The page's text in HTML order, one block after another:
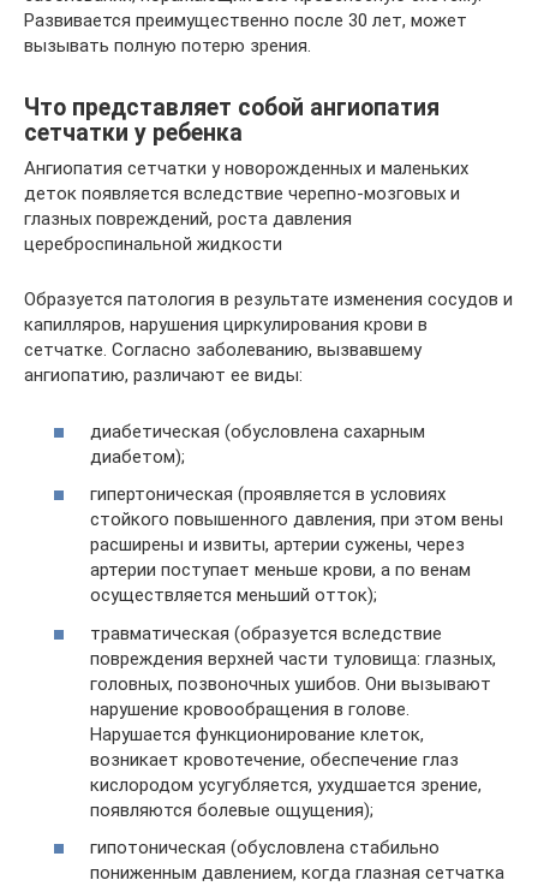
Развивается преимущественно после 30 лет, может
вызывать полную потерю зрения.
Что представляет собой ангиопатия
сетчатки у ребенка
Ангиопатия сетчатки у новорожденных и маленьких
деток появляется вследствие черепно-мозговых и
глазных повреждений, роста давления
цереброспинальной жидкости
Образуется патология в результате изменения сосудов и
капилляров, нарушения циркулирования крови в
сетчатке. Согласно заболеванию, вызвавшему
ангиопатию, различают ее виды:
диабетическая (обусловлена сахарным
диабетом);
гипертоническая (проявляется в условиях
стойкого повышенного давления, при этом вены
расширены и извиты, артерии сужены, через
артерии поступает меньше крови, а по венам
осуществляется меньший отток);
травматическая (образуется вследствие
повреждения верхней части туловища: глазных,
головных, позвоночных ушибов. Они вызывают
нарушение кровообращения в голове.
Нарушается функционирование клеток,
возникает кровотечение, обеспечение глаз
кислородом усугубляется, ухудшается зрение,
появляются болевые ощущения);
гипотоническая (обусловлена стабильно
пониженным давлением, когда глазная сетчатка